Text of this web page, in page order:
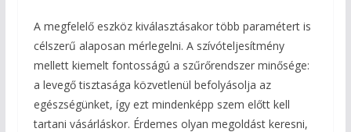
A megfelelő eszköz kiválasztásakor több paramétert is
célszerű alaposan mérlegelni. A szívóteljesítmény
mellett kiemelt fontosságú a szűrőrendszer minősége:
a levegő tisztasága közvetlenül befolyásolja az
egészségünket, így ezt mindenképp szem előtt kell
tartani vásárláskor. Érdemes olyan megoldást keresni,